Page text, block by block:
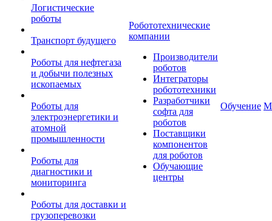
Логистические
роботы
Транспорт будущего
Роботы для нефтегаза
и добычи полезных
ископаемых
Роботы для
электроэнергетики и
атомной
промышленности
Роботы для
диагностики и
мониторинга
Роботы для доставки и
грузоперевозки
Робототехнические
компании
Производители
роботов
Интеграторы
робототехники
Разработчики
софта для
роботов
Поставщики
компонентов
для роботов
Обучающие
центры
Обучение